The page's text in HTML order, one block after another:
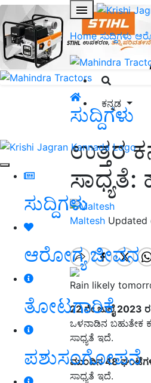
Home ಸುದ್ದಿಗಳು
ಕನ್ನಡ
ಸುದ್ದಿಗಳು
ಆರೋಗ್ಯ ಜೀವನ
ತೋಟಗಾರಿಕೆ
ಪಶುಸಂಗೋಪನೆ
ಸುದ್ದಿಗಳು
ಉತ್ತರ
Maltesh Updated
Rain likely
22ನೇ ಜುಲೈ2023 ರ
ಒಳನಾಡಿನ ಬಹುತೇಕ
ಸಾಧ್ಯತೆ ಇದೆ.
ಮುಂದಿನ48
ಸಾಧ್ಯತೆ ಇದೆ.